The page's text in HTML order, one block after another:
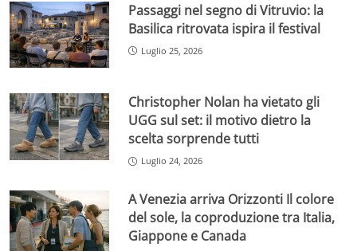
Passaggi nel segno di Vitruvio: la
Basilica ritrovata ispira il festival
Luglio 25, 2026
Christopher Nolan ha vietato gli
UGG sul set: il motivo dietro la
scelta sorprende tutti
Luglio 24, 2026
A Venezia arriva Orizzonti Il colore
del sole, la coproduzione tra Italia,
Giappone e Canada